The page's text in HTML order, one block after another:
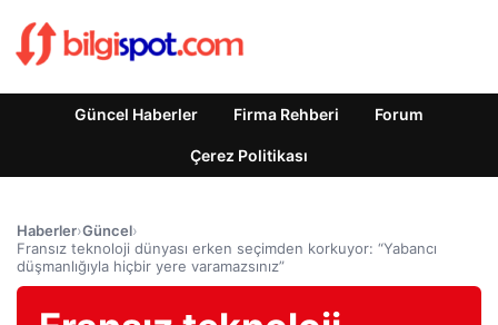
Güncel Haberler Firma Rehberi Forum
Çerez Politikası
Haberler›Güncel›
Fransız teknoloji dünyası erken seçimden korkuyor: “Yabancı
düşmanlığıyla hiçbir yere varamazsınız”